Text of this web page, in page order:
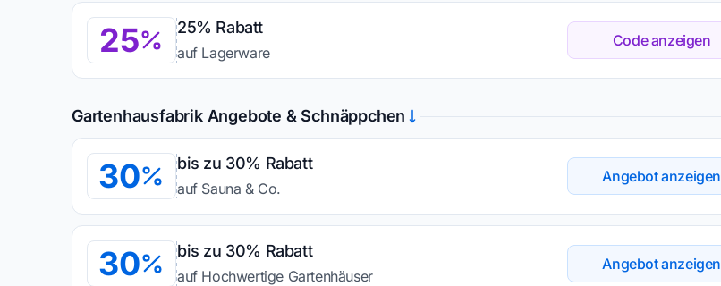
25 25% Rabatt
auf Lagerware
Code anzeigen
Gartenhausfabrik Angebote & Schnäppchen
30 bis zu 30% Rabatt
auf Sauna & Co.
Angebot anzeigen
30 bis zu 30% Rabatt
auf Hochwertige Gartenhäuser
Angebot anzeigen